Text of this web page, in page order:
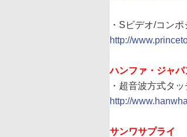
・Sビデオ/コン
http://
ハンファ・ジャパ
・超音波方式タ
http://
サンワサプライ